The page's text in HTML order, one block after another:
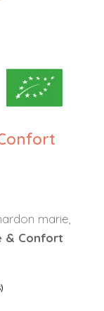
marie,
& Confort